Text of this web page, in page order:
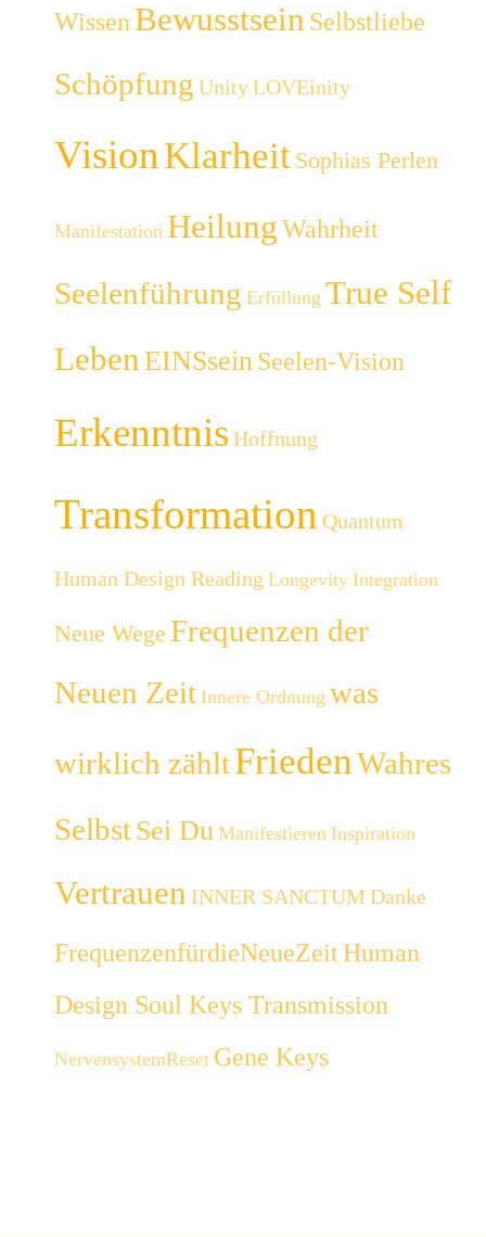
WissenBewusstsein Selbstliebe
Schöpfung UnityLOVEinity
VisionKlarheit Sophias Perlen
Manifestation HeilungWahrheit
Seelenführung Erfüllung True Self
LebenEINSseinSeelen-Vision
Erkenntnis Hoffnung
Transformation Quantum
Human Design Reading Longevity Integration
Neue Wege Frequenzen der
Neuen Zeit Innere Ordnung was
wirklich zähltFriedenWahres
SelbstSei Du Manifestieren Inspiration
Vertrauen INNER SANCTUM Danke
FrequenzenfürdieNeueZeitHuman
Design Soul Keys Transmission
NervensystemReset Gene Keys